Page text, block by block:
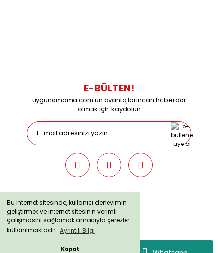
Bu internet sitesinde, kullanıcı deneyimini
geliştirmek ve internet sitesinin verimli
çalışmasını sağlamak amacıyla çerezler
kullanılmaktadır. Ayrıntılı Bilgi
Kapat
E-BÜLTEN!
uygunamama.com'un avantajlarından haberdar
olmak için kaydolun
uygunamama.com © 2019 - Tüm Hakları Saklıdır. Kredi kartı
bilgileriniz 256bit SSL sertifikası ile korunmaktadır.